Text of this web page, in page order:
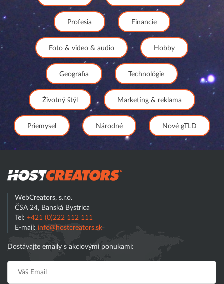
Profesia Financie
Foto & video & audio Hobby
Geografia Technológie
Životný štýl Marketing & reklama
Priemysel Národné Nové gTLD
WebCreators, s.r.o.
ČSA 24, Banská Bystrica
Tel: +421 (0)222 112 111
E-mail: info@hostcreators.sk
Dostávajte emaily s akciovými ponukami: